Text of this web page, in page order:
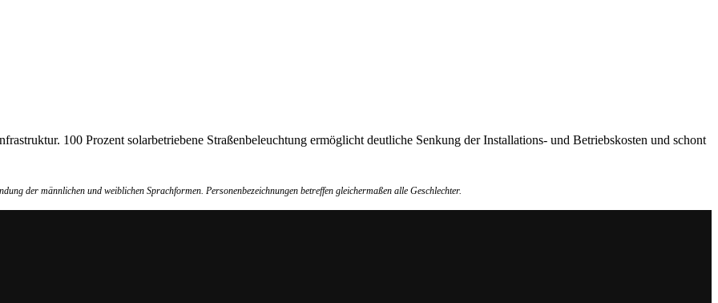
100 Prozent solarbetriebene Straßenbeleuchtung ermöglicht deutliche Senkung der Installations- und Betriebskosten und schont
der männlichen und weiblichen Sprachformen. Personenbezeichnungen betreffen gleichermaßen alle Geschlechter.